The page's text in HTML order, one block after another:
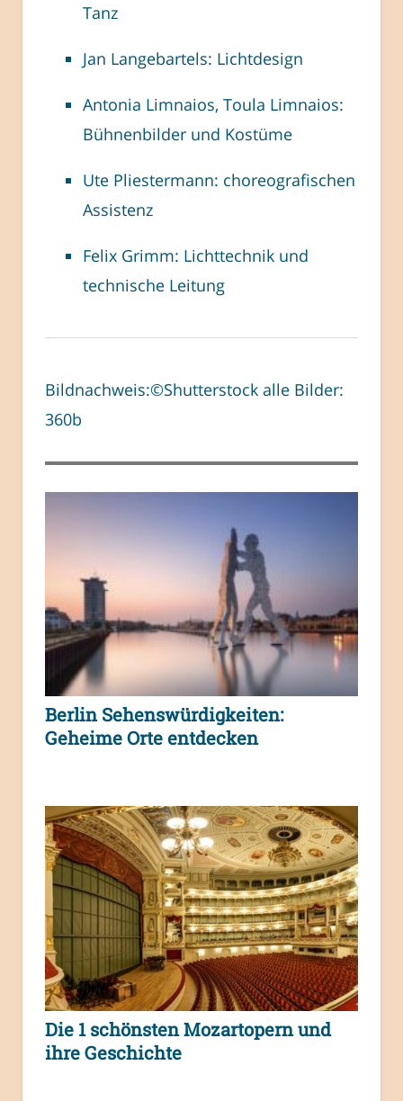
Tanz
Jan Langebartels: Lichtdesign
Antonia Limnaios, Toula Limnaios:
Bühnenbilder und Kostüme
Ute Pliestermann: choreografischen
Assistenz
Felix Grimm: Lichttechnik und
technische Leitung
Bildnachweis:©Shutterstock alle Bilder:
360b
Berlin Sehenswürdigkeiten:
Geheime Orte entdecken
Die 1 schönsten Mozartopern und
ihre Geschichte